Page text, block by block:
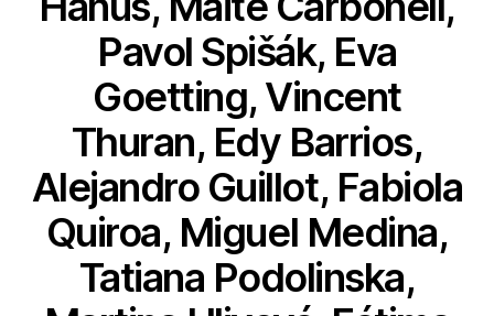
Pavol Spišák, Eva
Goetting, Vincent
Thuran, Edy Barrios,
Alejandro Guillot, Fabiola
Quiroa, Miguel Medina,
Tatiana Podolinska,